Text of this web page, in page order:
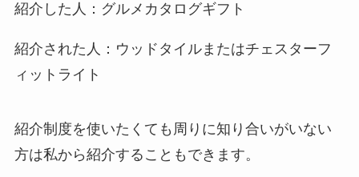
紹介した人：グルメカタログギフト
紹介された人：ウッドタイルまたはチェスターフ
ィットライト
紹介制度を使いたくても周りに知り合いがいない
方は私から紹介することもできます。